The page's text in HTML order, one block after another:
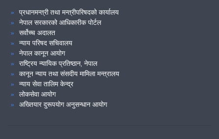
प्रधानमन्त्री तथा मन्त्रीपरिषदको कार्यालय
नेपाल सरकारको आधिकारीक पोर्टल
सर्वोच्च अदालत
न्याय परिषद सचिवालय
नेपाल कानून आयोग
राष्ट्रिय न्यायिक प्रतिष्ठान, नेपाल
कानून न्याय तथा संसदीय मामिला मन्त्रालय
न्याय सेवा तालिम केन्द्र
लोकसेवा आयोग
अख्तियार दुरूपयोग अनुसन्धान आयोग